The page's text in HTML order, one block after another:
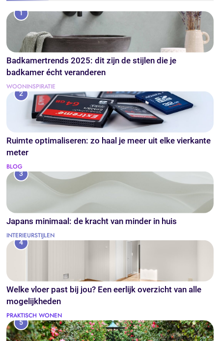
1
Badkamertrends 2025: dit zijn de stijlen die je
badkamer écht veranderen
WOONINSPIRATIE
2
Ruimte optimaliseren: zo haal je meer uit elke vierkante
meter
BLOG
3
Japans minimaal: de kracht van minder in huis
INTERIEURSTIJLEN
4
Welke vloer past bij jou? Een eerlijk overzicht van alle
mogelijkheden
PRAKTISCH WONEN
5